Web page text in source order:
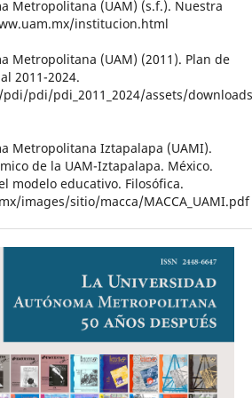
Metropolitana (UAM) (s.f.). Nuestra
institucion.html
Metropolitana (UAM) (2011). Plan de
2011-2024.
pdi/pdi_2011_2024/assets/
Metropolitana Iztapalapa (UAMI).
de la UAM-Iztapalapa. México.
modelo educativo. Filosófica.
images/sitio/macca/MACCA_UAMI.pdf